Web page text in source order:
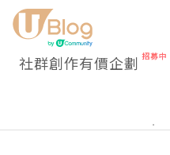
社群創作有價企劃